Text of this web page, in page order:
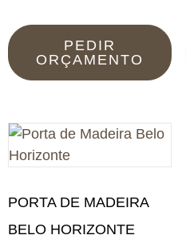
PEDIR
ORÇAMENTO
PORTA DE MADEIRA
BELO HORIZONTE